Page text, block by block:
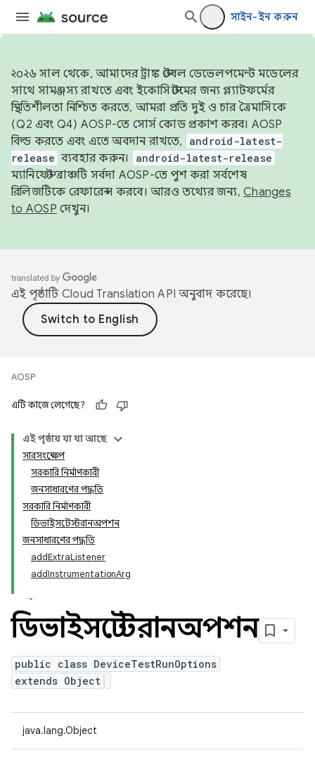
সাইন-ইন করুন
২০২৬ সাল থেকে, আমাদের ট্রাঙ্ক স্টেবল ডেভেলপমেন্ট মডেলের
সাথে সামঞ্জস্য রাখতে এবং ইকোসিস্টেমের জন্য প্ল্যাটফর্মের
স্থিতিশীলতা নিশ্চিত করতে, আমরা প্রতি দুই ও চার ত্রৈমাসিকে
(Q2 এবং Q4) AOSP-তে সোর্স কোড প্রকাশ করব। AOSP
বিল্ড করতে এবং এতে অবদান রাখতে,
android-latest-
release ব্যবহার করুন। android-latest-release
ম্যানিফেস্ট ব্রাঞ্চটি সর্বদা AOSP-তে পুশ করা সর্বশেষ
রিলিজটিকে রেফারেন্স করবে। আরও তথ্যের জন্য, Changes
to AOSP দেখুন।
এই পৃষ্ঠাটি Cloud Translation API অনুবাদ করেছে।
AOSP
এটি কাজে লেগেছে?
এই পৃষ্ঠায় যা যা আছে
সারসংক্ষেপ
সরকারি নির্মাণকারী
জনসাধারণের পদ্ধতি
সরকারি নির্মাণকারী
ডিভাইসটেস্টরানঅপশন
জনসাধারণের পদ্ধতি
addExtraListener
addInstrumentationArg
ডিভাইসটেস্টরানঅপশন
public class DeviceTestRunOptions
extends Object
java.lang.Object